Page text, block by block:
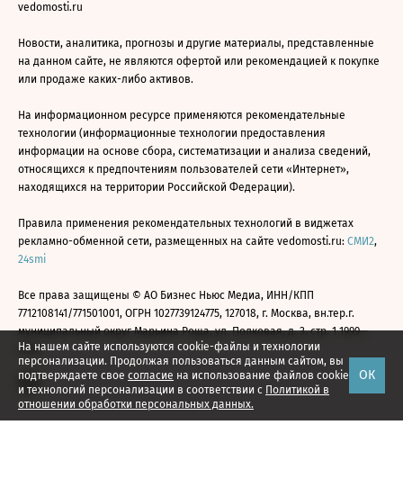
На нашем сайте используются cookie-файлы и технологии
персонализации. Продолжая пользоваться данным сайтом, вы
подтверждаете свое согласие на использование файлов cookie
и технологий персонализации в соответствии с Политикой в
отношении обработки персональных данных.
ОК
vedomosti.ru
Новости, аналитика, прогнозы и другие материалы, представленные
на данном сайте, не являются офертой или рекомендацией к покупке
или продаже каких-либо активов.
На информационном ресурсе применяются рекомендательные
технологии (информационные технологии предоставления
информации на основе сбора, систематизации и анализа сведений,
относящихся к предпочтениям пользователей сети «Интернет»,
находящихся на территории Российской Федерации).
Правила применения рекомендательных технологий в виджетах
рекламно-обменной сети, размещенных на сайте vedomosti.ru: СМИ2,
24smi
Все права защищены © АО Бизнес Ньюс Медиа, ИНН/КПП
7712108141/771501001, ОГРН 1027739124775, 127018, г. Москва, вн.тер.г.
муниципальный округ Марьина Роща, ул. Полковая, д. 3, стр. 1 1999—
2026